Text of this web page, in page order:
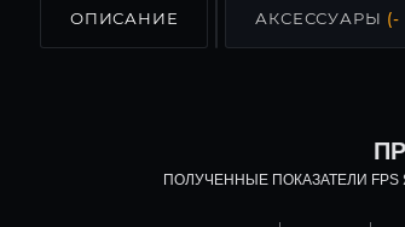
ОПИСАНИЕ АКСЕССУАРЫ
ПОЛУЧЕННЫЕ ПОКАЗАТЕЛИ